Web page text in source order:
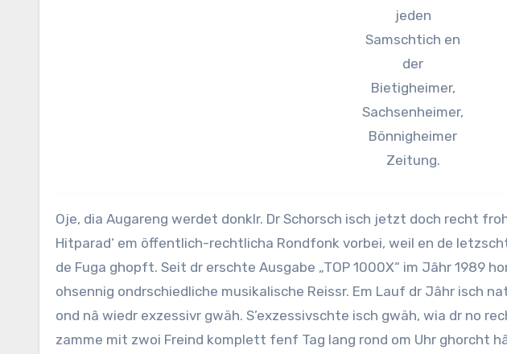
jeden
Samschtich en
der
Bietigheimer,
Sachsenheimer,
Bönnigheimer
Zeitung.
Oje, dia Augareng werdet donklr. Dr Schorsch isch jetzt doch recht froh, weil seit geschtern Âbend isch dia groß
Hitparad‘ em öffentlich-rechtlicha Rondfonk vorbei, weil en de
de Fuga ghopft. Seit dr erschte Ausgabe „TOP 1000X“ im Jâhr 1989
ohsennig ondrschiedliche musikalische Reissr. Em Lauf dr Jâhr isch
ond nâ wiedr exzessivr gwäh. S’exzessivschte isch gwäh, wia dr no
zamme mit zwoi Freind komplett fenf Tag lang rond om Uhr ghorcht